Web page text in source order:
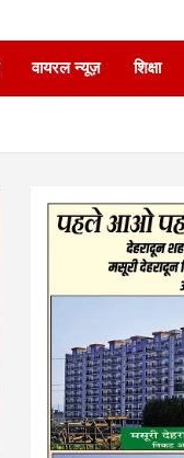
वायरल न्यूज़ शिक्षा